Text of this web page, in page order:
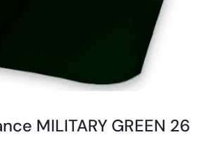
MILITARY GREEN 26